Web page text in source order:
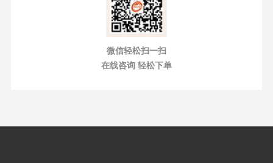
微信轻松扫一扫
在线咨询 轻松下单